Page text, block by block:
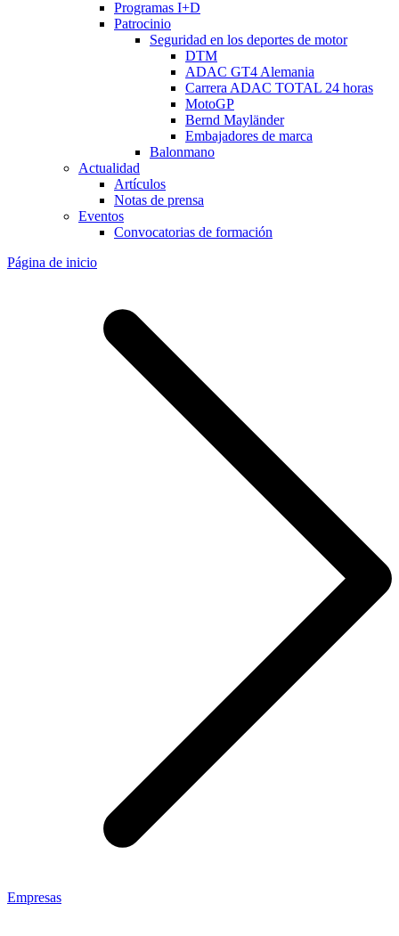
Programas I+D
Patrocinio
Seguridad en los deportes de motor
DTM
ADAC GT4 Alemania
Carrera ADAC TOTAL 24 horas
MotoGP
Bernd Mayländer
Embajadores de marca
Balonmano
Actualidad
Artículos
Notas de prensa
Eventos
Convocatorias de formación
Página de inicio
Empresas